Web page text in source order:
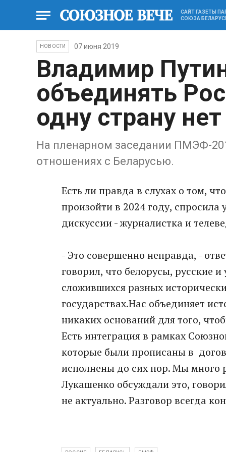
САЙТ ГАЗЕТЫ
СОЮЗА
НОВОСТИ 07 июня 2019
Владимир
объединять
одну страну нет
На пленарном заседании ПМЭФ-
отношениях с Беларусью.
Есть ли правда в слухах о том,
произойти в 2024 году,
дискуссии - журналистка и
- Это совершенно неправда, -
говорил, что белорусы, русские
сложившихся разных
государствах.Нас объединяет
никаких оснований для того,
Есть интеграция в рамках
которые были прописаны в
исполнены до сих пор. Мы много
Лукашенко обсуждали это,
не актуально. Разговор всегда